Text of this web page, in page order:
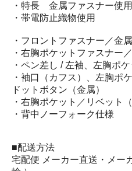
・特長 金属ファスナー使用
・帯電防止織物使用
・フロントファスナー／金
・右胸ポケットファスナー
・ペン差し / 左袖、左胸ポ
・袖口（カフス）、左胸ポ
ドットボタン（金属）
・右胸ポケット／リベット（
・背中ノーフォーク仕様
■配送方法
宅配便 メーカー直送・メ